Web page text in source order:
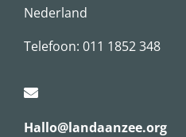
Nederland
Telefoon: 011 1852 348
Hallo@landaanzee.org